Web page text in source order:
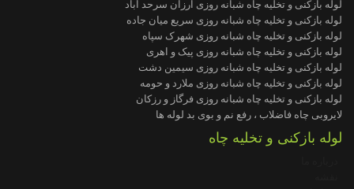
لوله بازکنی و تخلیه چاه شبانه روزی ارزان سرحد آباد
لوله بازکنی و تخلیه چاه شبانه روزی سریع میان جاده
لوله بازکنی و تخلیه چاه شبانه روزی شهرک سپاه
لوله بازکنی و تخلیه چاه شبانه روزی پیک و اهری
لوله بازکنی و تخلیه چاه شبانه روزی سیمین دشت
لوله بازکنی و تخلیه چاه شبانه روزی ملارد و حومه
لوله بازکنی و تخلیه چاه شبانه روزی فرگاز و رزکان
لایروبی چاه فاضلاب ، رفع نم و بوی بد لوله ها
لوله بازکنی و تخلیه چاه